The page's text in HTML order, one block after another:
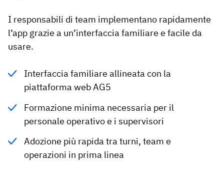
I responsabili di team implementano rapidamente
l’app grazie a un’interfaccia familiare e facile da
usare.
Interfaccia familiare allineata con la
piattaforma web AG5
Formazione minima necessaria per il
personale operativo e i supervisori
Adozione più rapida tra turni, team e
operazioni in prima linea